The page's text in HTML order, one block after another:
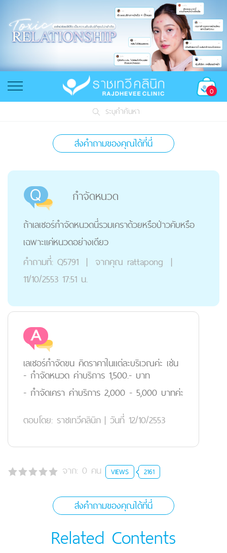
0
ระบุคำค้นหา
ส่งคำถามของคุณได้ที่นี่
กำจัดหนวด
ถ้าเลเซอร์กำจัดหนวดนี่รวมเคราด้วยหรือป่าวคับหรือ
เฉพาะแค่หนวดอย่างเดียว
คำถามที่: Q5791 | จากคุณ rattapong |
11/10/2553 17:51 น.
เลเซอร์กำจัดขน คิดราคาในแต่ละบริเวณค่ะ เช่น
- กำจัดหนวด ค่าบริการ 1,500.- บาท
- กำจัดเครา ค่าบริการ 2,000 - 5,000 บาทค่ะ
ตอบโดย: ราชเทวีคลินิก | วันที่ 12/10/2553
จาก: 0 คน VIEWS 2161
ส่งคำถามของคุณได้ที่นี่
Related Contents